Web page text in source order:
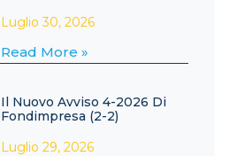
Luglio 30, 2026
Read More »
Il Nuovo Avviso 4-2026 Di
Fondimpresa (2-2)
Luglio 29, 2026